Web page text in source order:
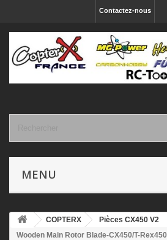
Contactez-nous
MENU
COPTERX Pièces CX450 V2
Wooden Main Rotor Blade-CX450/T-Rex450